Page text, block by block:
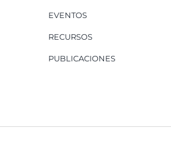
EVENTOS
RECURSOS
PUBLICACIONES